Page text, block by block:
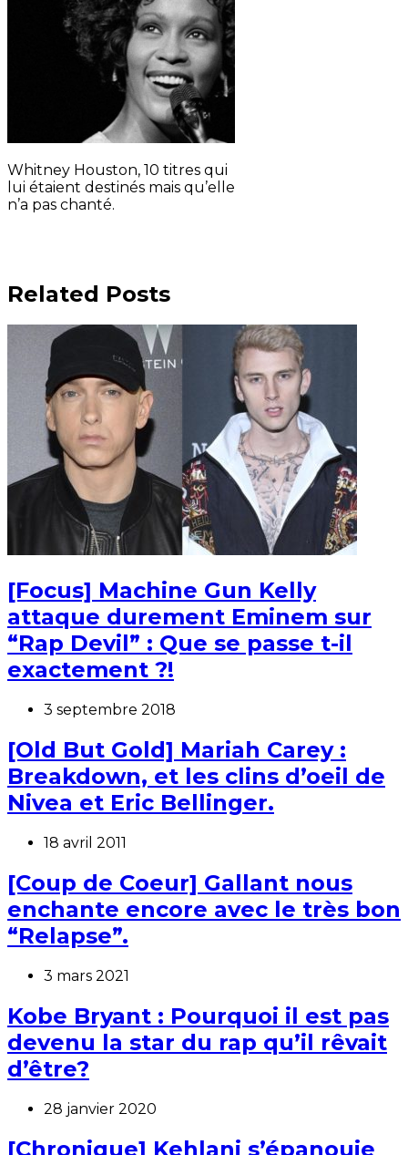
Whitney Houston, 10 titres qui
lui étaient destinés mais qu’elle
n’a pas chanté.
Related Posts
[Focus] Machine Gun Kelly
attaque durement Eminem sur
“Rap Devil” : Que se passe t-il
exactement ?!
3 septembre 2018
[Old But Gold] Mariah Carey :
Breakdown, et les clins d’oeil de
Nivea et Eric Bellinger.
18 avril 2011
[Coup de Coeur] Gallant nous
enchante encore avec le très bon
“Relapse”.
3 mars 2021
Kobe Bryant : Pourquoi il est pas
devenu la star du rap qu’il rêvait
d’être?
28 janvier 2020
[Chronique] Kehlani s’épanouie